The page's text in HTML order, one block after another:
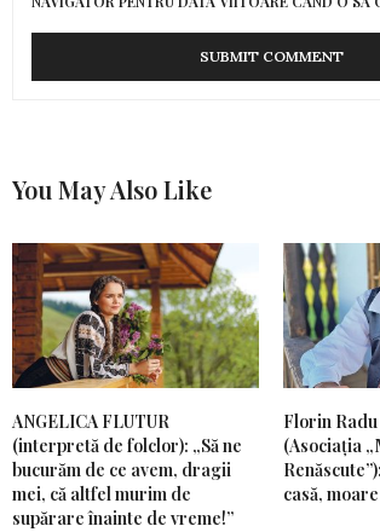
You May Also Like
ANGELICA FLUTUR
(interpretă de folclor): „Să ne
bucurăm de ce avem, dragii
mei, că altfel murim de
supărare înainte de vreme!”
Florin
(Asociația
casă,